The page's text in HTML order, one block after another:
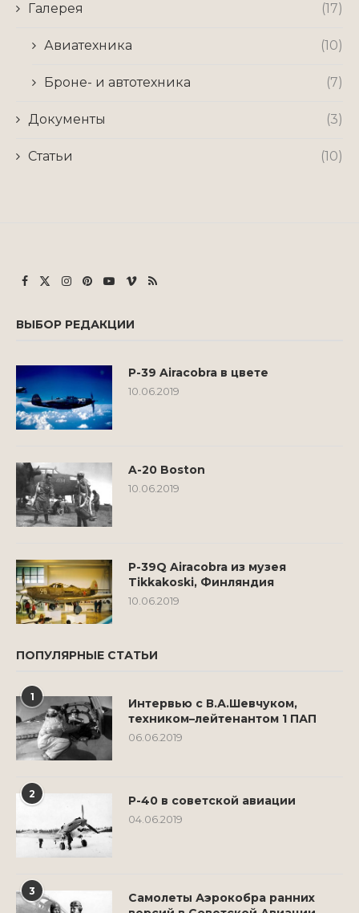
Галерея (17)
Авиатехника (10)
Броне- и автотехника (7)
Документы (3)
Статьи (10)
ВЫБОР РЕДАКЦИИ
P-39 Airacobra в цвете
10.06.2019
A-20 Boston
10.06.2019
P-39Q Airacobra из музея
Tikkakoski, Финляндия
10.06.2019
ПОПУЛЯРНЫЕ СТАТЬИ
1
Интервью с В.А.Шевчуком,
техником–лейтенантом 1 ПАП
06.06.2019
2 Р-40 в советской авиации
04.06.2019
3
Самолеты Аэрокобра ранних